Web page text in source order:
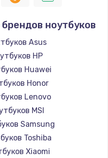
ноутбуков
Asus
HP
Huawei
Honor
Lenovo
MSI
Samsung
Toshiba
Xiaomi